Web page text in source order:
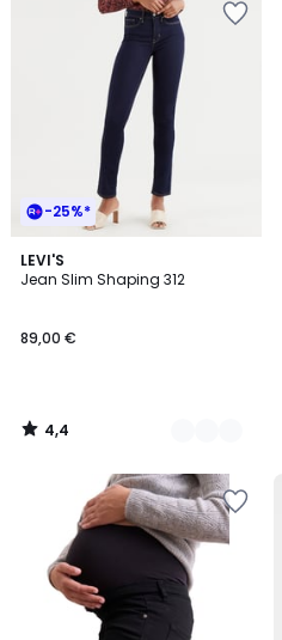
-25%*
LEVI'S
Jean Slim Shaping 312
89,00 €
4,4
/ 5
7
Couleurs
4,4
/